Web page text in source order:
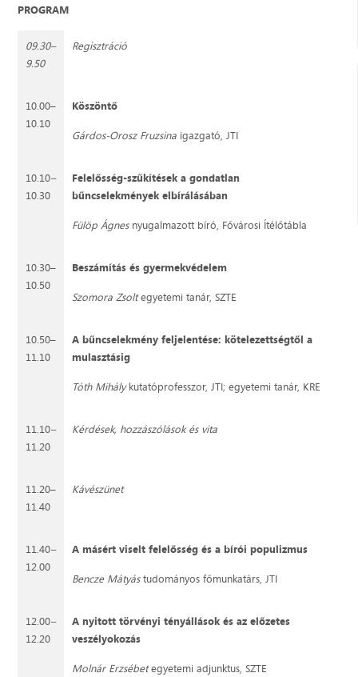
PROGRAM
09.30–
9.50
Regisztráció
10.00–
10.10
Köszöntő
Gárdos-Orosz Fruzsina igazgató, JTI
10.10–
10.30
Felelősség-szűkítések a gondatlan
bűncselekmények elbírálásában
Fülöp Ágnes nyugalmazott bíró, Fővárosi Ítélőtábla
10.30–
10.50
Beszámítás és gyermekvédelem
Szomora Zsoltegyetemi tanár, SZTE
10.50–
11.10
A bűncselekmény feljelentése: kötelezettségtől a
mulasztásig
Tóth Mihálykutatóprofesszor, JTI; egyetemi tanár, KRE
11.10–
11.20
Kérdések, hozzászólások és vita
11.20–
11.40
Kávészünet
11.40–
12.00
A másért viselt felelősség és a bírói populizmus
Bencze Mátyástudományos főmunkatárs, JTI
12.00–
12.20
A nyitott törvényi tényállások és az előzetes
veszélyokozás
Molnár Erzsébetegyetemi adjunktus, SZTE